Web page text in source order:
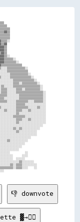
░░▒▒▒▒▒▒▒▒▒▒
▒▒▒▒▒▒▒▒▒▒▒▒▒▒▒▒▒▒
░░
░░░░
░░░░░░
░░
👎 downvote
▓→✊🏽